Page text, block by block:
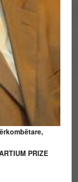
PRIZE